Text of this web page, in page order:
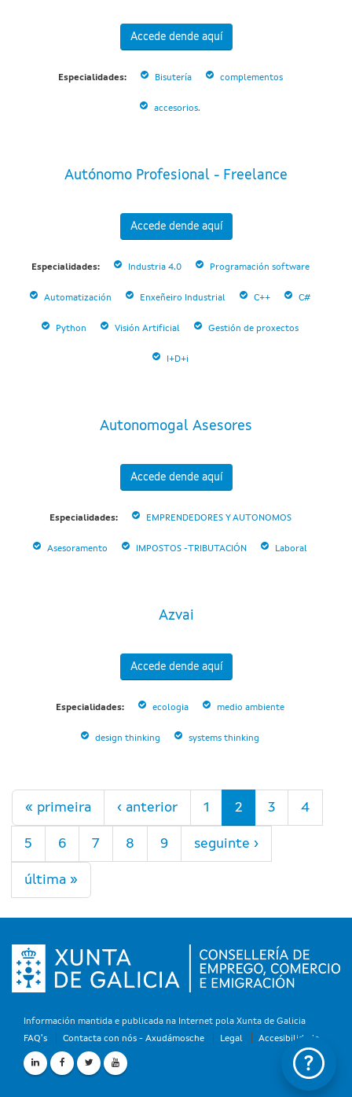
Accede dende aquí
Especialidades: Bisutería complementos
accesorios.
Autónomo Profesional - Freelance
Accede dende aquí
Especialidades: Industria 4.0 Programación software
Automatización Enxeñeiro Industrial C++ C#
Python Visión Artificial Gestión de proxectos
I+D+i
Autonomogal Asesores
Accede dende aquí
Especialidades: EMPRENDEDORES Y AUTONOMOS
Asesoramento IMPOSTOS -TRIBUTACIÓN Laboral
Azvai
Accede dende aquí
Especialidades: ecologia medio ambiente
design thinking systems thinking
Páxinas
« primeira ‹ anterior 1 2 3 4
5 6 7 8 9 seguinte ›
última »
Información mantida e publicada na Internet pola Xunta de Galicia
FAQ's
Contacta con nós - Axudámosche Legal Accesibilidade